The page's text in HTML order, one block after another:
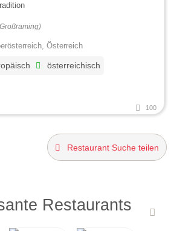
Österreich
österreichisch
100
Restaurant Suche teilen
Restaurants